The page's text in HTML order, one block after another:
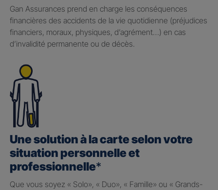
Gan Assurances prend en charge les conséquences
financières des accidents de la vie quotidienne (préjudices
financiers, moraux, physiques, d’agrément…) en cas
d’invalidité permanente ou de décès.
Une solution à la carte selon votre
situation personnelle et
professionnelle*
Que vous soyez « Solo», « Duo», « Famille» ou « Grands-